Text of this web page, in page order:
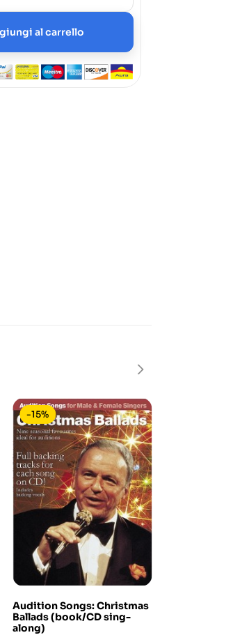
al carrello
Audition Songs: Christmas
Ballads (book/CD sing-
along)
-15%